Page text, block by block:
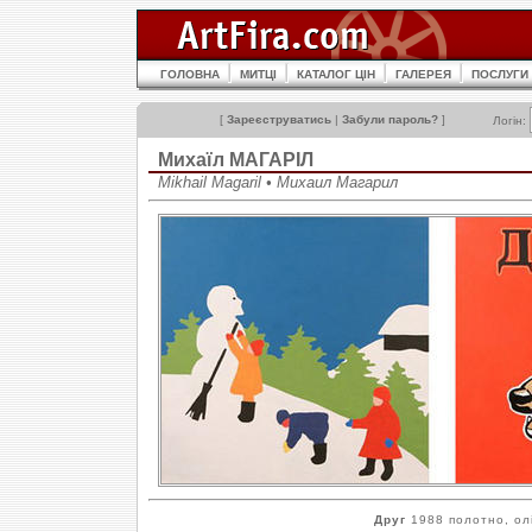
ГОЛОВНА МИТЦІ КАТАЛОГ ЦІН ГАЛЕРЕЯ ПОСЛУГИ
[ Зареєструватись | Забули пароль? ] Логін:
Михаїл МАГАРІЛ
Mikhail Magaril • Михаил Магарил
Друг 1988 полотно,